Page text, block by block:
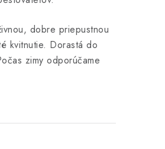
dobre priepustnou
kvitnutie. Dorastá do
zimy odporúčame